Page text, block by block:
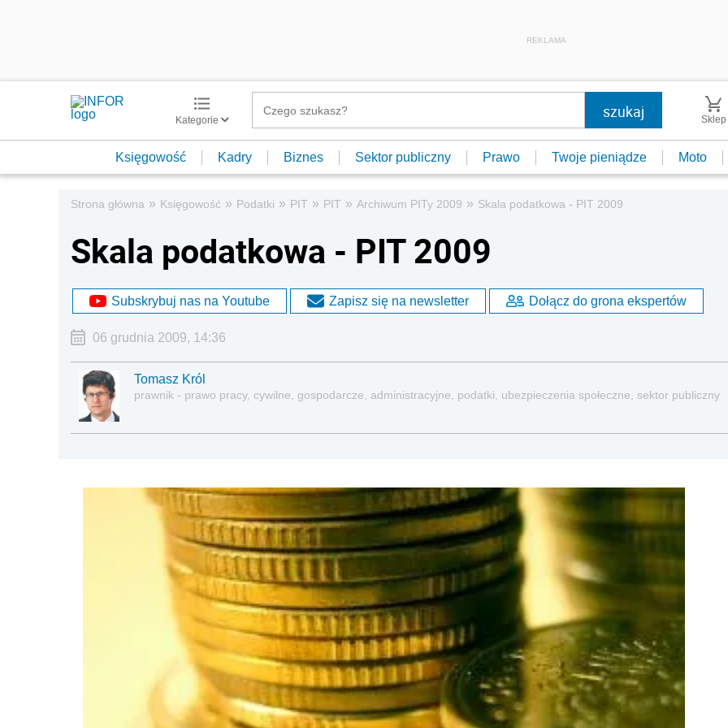
REKLAMA
Kategorie Sklep
Księgowość Kadry Biznes Sektor publiczny Prawo Twoje pieniądze Moto
Strona główna » Księgowość » Podatki » PIT » PIT » Archiwum PITy 2009 » Skala podatkowa - PIT 2009
Skala podatkowa - PIT 2009
Subskrybuj nas na Youtube Zapisz się na newsletter Dołącz do grona ekspertów
06 grudnia 2009, 14:36
Tomasz Król
prawnik - prawo pracy, cywilne, gospodarcze, administracyjne, podatki, ubezpieczenia społeczne, sektor publiczny